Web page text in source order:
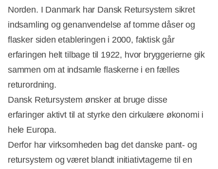
Norden. I Danmark har Dansk Retursystem sikret
indsamling og genanvendelse af tomme dåser og
flasker siden etableringen i 2000, faktisk går
erfaringen helt tilbage til 1922, hvor bryggerierne gik
sammen om at indsamle flaskerne i en fælles
returordning.
Dansk Retursystem ønsker at bruge disse
erfaringer aktivt til at styrke den cirkulære økonomi i
hele Europa.
Derfor har virksomheden bag det danske pant- og
retursystem og været blandt initiativtagerne til en